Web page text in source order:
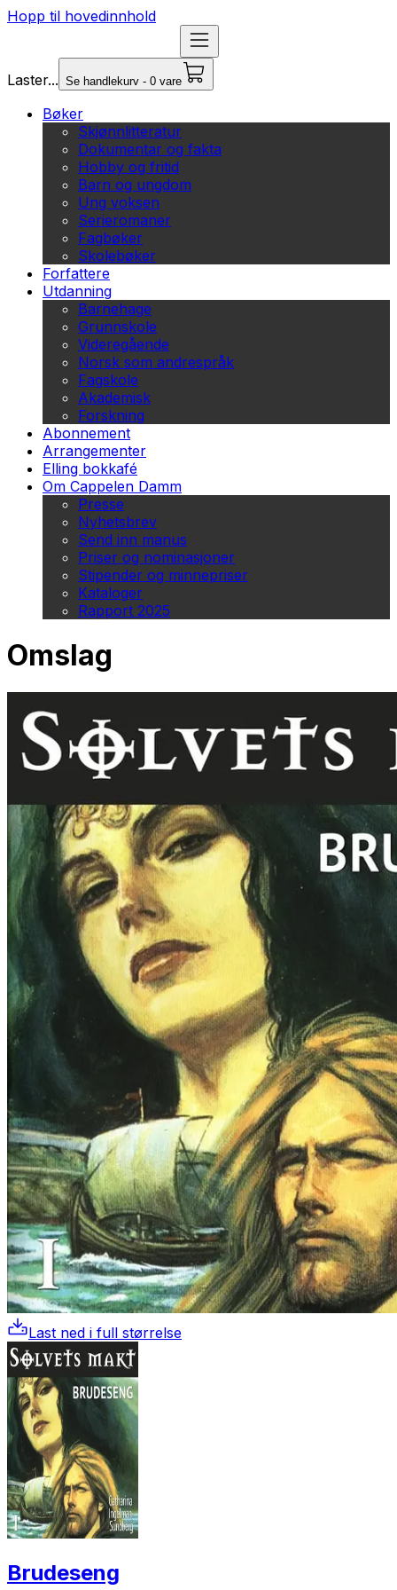
Hopp til hovedinnhold
Laster... Se handlekurv - 0 vare
Bøker
Skjønnlitteratur
Dokumentar og fakta
Hobby og fritid
Barn og ungdom
Ung voksen
Serieromaner
Fagbøker
Skolebøker
Forfattere
Utdanning
Barnehage
Grunnskole
Videregående
Norsk som andrespråk
Fagskole
Akademisk
Forskning
Abonnement
Arrangementer
Elling bokkafé
Om Cappelen Damm
Presse
Nyhetsbrev
Send inn manus
Priser og nominasjoner
Stipender og minnepriser
Kataloger
Rapport 2025
Omslag
Last ned i full størrelse
Brudeseng